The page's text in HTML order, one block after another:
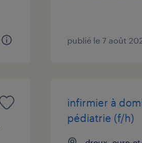
publié le 7 août
infirmier à
pédiatrie (f/h)